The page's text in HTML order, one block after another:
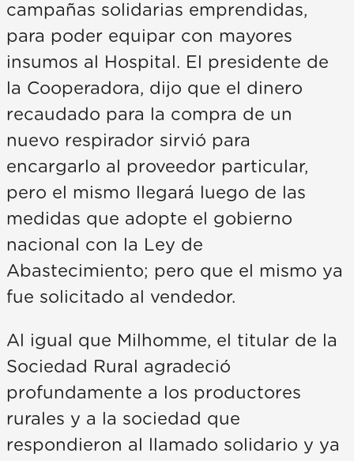
campañas solidarias emprendidas,
para poder equipar con mayores
insumos al Hospital. El presidente de
la Cooperadora, dijo que el dinero
recaudado para la compra de un
nuevo respirador sirvió para
encargarlo al proveedor particular,
pero el mismo llegará luego de las
medidas que adopte el gobierno
nacional con la Ley de
Abastecimiento; pero que el mismo ya
fue solicitado al vendedor.
Al igual que Milhomme, el titular de la
Sociedad Rural agradeció
profundamente a los productores
rurales y a la sociedad que
respondieron al llamado solidario y ya